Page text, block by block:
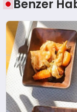
Benzer